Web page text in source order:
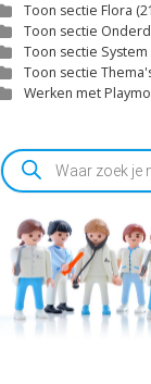
Toon sectie Flora
Toon sectie
Toon sectie System
Toon sectie
Werken met
Producten
zoeken